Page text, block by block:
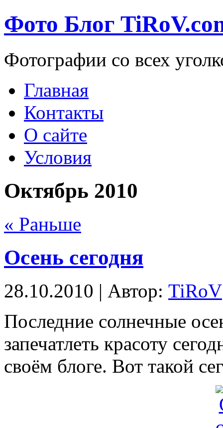
Фото Блог
Фотографии со всех
Главная
Контакты
О сайте
Условия
Октябрь 2010
« Раньше
Осень сегодня
28.10.2010 | Автор: TiRoV
Последние солнечные
запечатлеть красоту
своём блоге. Вот такой